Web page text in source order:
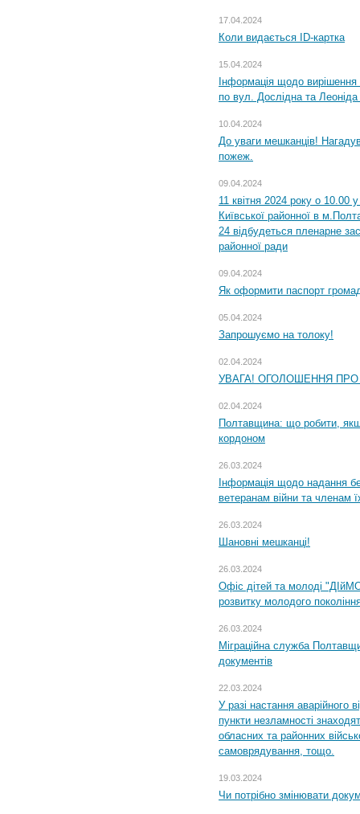
17.04.2024
Коли видається ID-картка
15.04.2024
Інформація щодо
по вул. Дослідна та Леоніда
10.04.2024
До уваги мешканців!
пожеж.
09.04.2024
11 квітня 2024 року о 10.00
Київської районної в
24 відбудеться пленарне
районної ради
09.04.2024
Як оформити паспорт
05.04.2024
Запрошуємо на толоку!
02.04.2024
УВАГА! ОГОЛОШЕННЯ
02.04.2024
Полтавщина: що робити,
кордоном
26.03.2024
Інформація щодо надання
ветеранам війни та членам
26.03.2024
Шановні мешканці!
26.03.2024
Офіс дітей та молоді
розвитку молодого
26.03.2024
Міграційна служба
документів
22.03.2024
У разі настання аварійного
пункти незламності
обласних та районних
самоврядування, тощо.
19.03.2024
Чи потрібно змінювати